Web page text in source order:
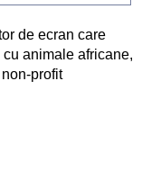
de ecran care
animale africane,
profit